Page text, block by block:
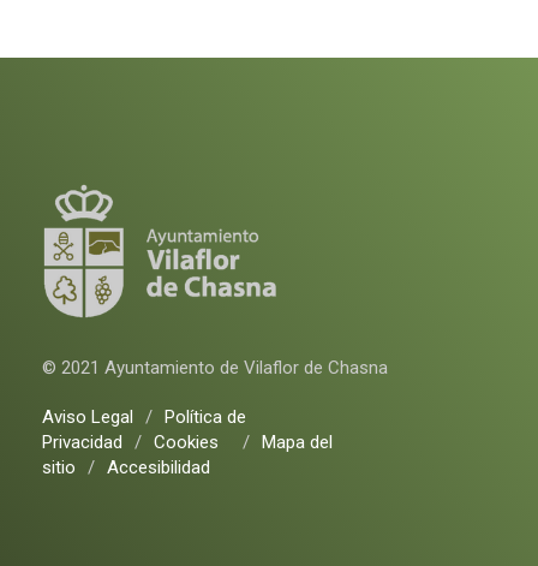
© 2021 Ayuntamiento de Vilaflor de Chasna
Aviso Legal / Política de
Privacidad
/ Cookies / Mapa del
sitio
/ Accesibilidad